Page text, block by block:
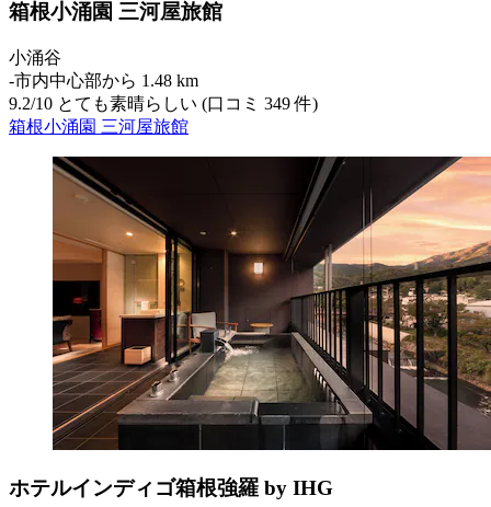
箱根小涌園 三河屋旅館
小涌谷
‐市内中心部から 1.48 km
9.2/10 とても素晴らしい (口コミ 349 件)
箱根小涌園 三河屋旅館
ホテルインディゴ箱根強羅 by IHG